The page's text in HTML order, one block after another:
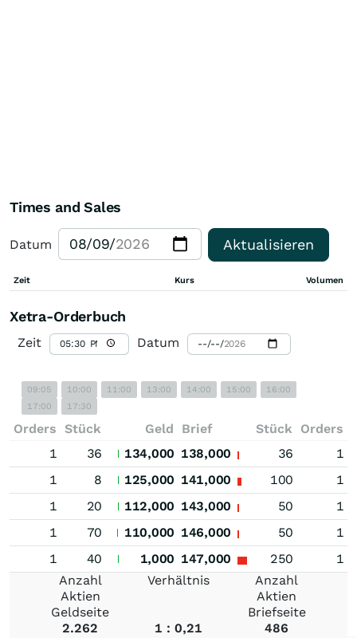
Times and Sales
Datum Aktualisieren
Zeit Kurs Volumen
Xetra-Orderbuch
Zeit Datum
09:05 10:00 11:00 13:00 14:00 15:00
16:00
17:00
17:30
Orders Stück Geld Brief Stück
Orders
1
36 134,000 138,000 36
1
1
8 125,000 141,000 100
1
1
20 112,000 143,000 50
1
1
70 110,000 146,000 50
1
1
40 1,000 147,000 250
1
Anzahl
Aktien
Geldseite
Verhältnis
Anzahl
Aktien
Briefseite
2.262
1 : 0,21 486